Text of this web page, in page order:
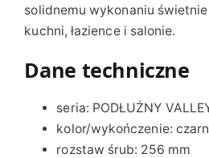
6
M
T
solidnemu wykonaniu
kuchni, łazience i salonie.
Dane techniczne
seria: PODŁUŻNY
kolor/wykończenie:
rozstaw śrub: 256 mm